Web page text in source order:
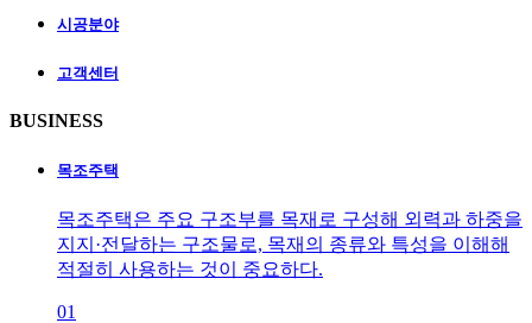
시공분야
고객센터
BUSINESS
목조주택
목조주택은 주요 구조부를 목재로 구성해 외력과 하중을
지지·전달하는 구조물로, 목재의 종류와 특성을 이해해
적절히 사용하는 것이 중요하다.
01